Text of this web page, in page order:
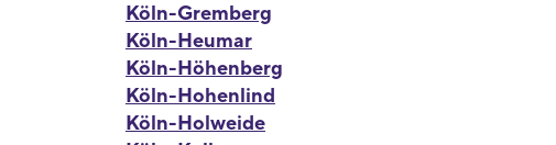
Köln-Gremberg
Köln-Heumar
Köln-Höhenberg
Köln-Hohenlind
Köln-Holweide